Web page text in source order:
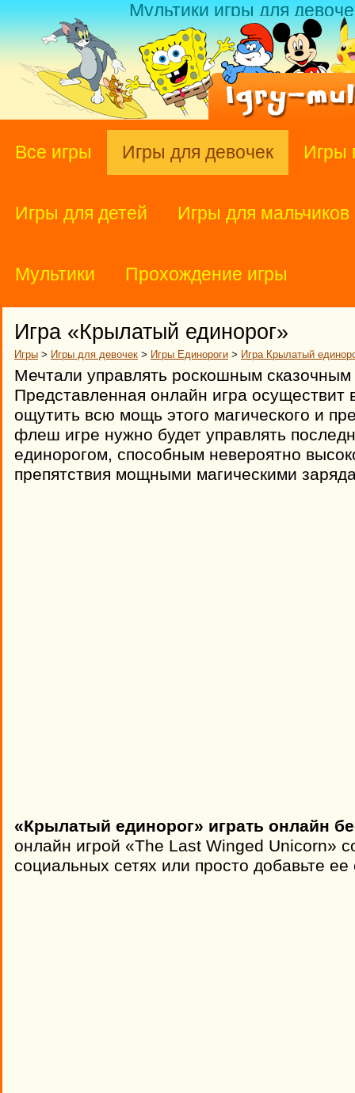
Мультики игры для
Все игры Игры для девочек Игры
Игры для детей Игры для мальчиков
Мультики Прохождение игры
Игра «Крылатый единорог»
Игры > Игры для девочек > Игры Единороги > Игра Крылатый
Мечтали управлять роскошным
Представленная онлайн игра осуществит
ощутить всю мощь этого магического и
флеш игре нужно будет управлять
единорогом, способным невероятно
препятствия мощными магическими
«Крылатый единорог» играть онлайн
онлайн игрой «The Last Winged Unicorn»
социальных сетях или просто добавьте ее